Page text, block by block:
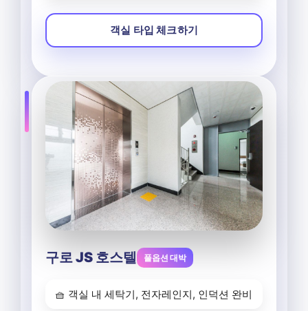
객실 타입 체크하기
구로 JS 호스텔 풀옵션 대박
🧺 객실 내 세탁기, 전자레인지, 인덕션 완비